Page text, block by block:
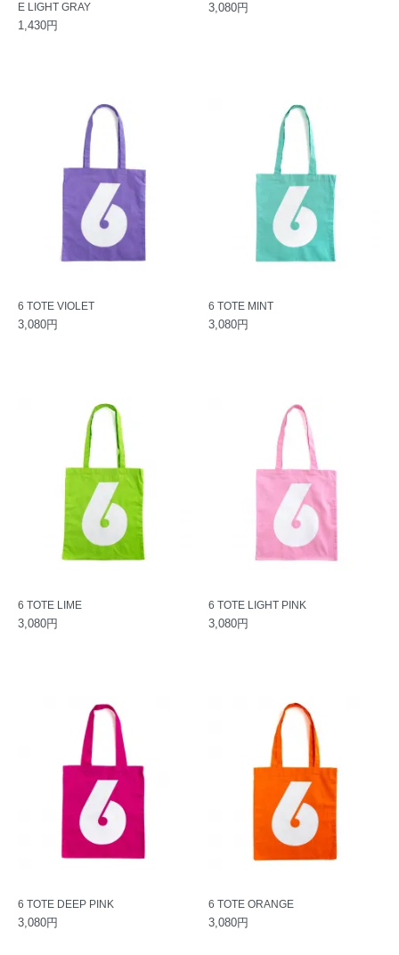
E LIGHT GRAY
1,430円
3,080円
6 TOTE VIOLET
3,080円
6 TOTE MINT
3,080円
6 TOTE LIME
3,080円
6 TOTE LIGHT PINK
3,080円
6 TOTE DEEP PINK
3,080円
6 TOTE ORANGE
3,080円